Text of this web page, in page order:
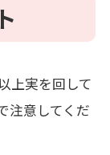
上実を回して
注意してくだ